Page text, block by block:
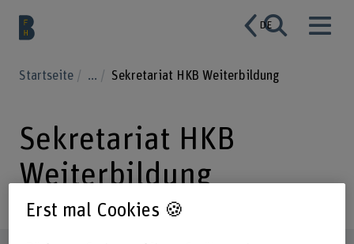
DE
Startseite ... Sekretariat HKB Weiterbildung
Sekretariat HKB
Weiterbildung
Erst mal Cookies 🍪